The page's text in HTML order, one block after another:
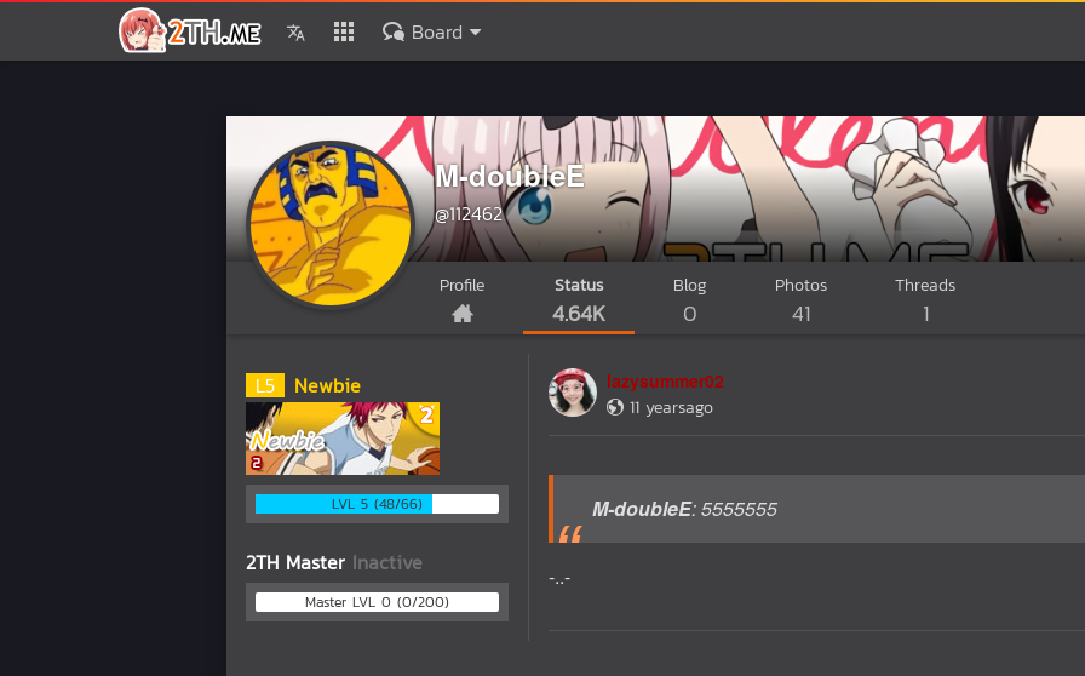
Board
M-doubleE
@112462
Profile Status
4.64K
Blog
0
Photos
41
Threads
1
L5 Newbie
LVL 5 (48/66)
2TH Master Inactive
Master LVL 0 (0/200)
lazysummer02
11 yearsago
M-doubleE: 5555555
-..-